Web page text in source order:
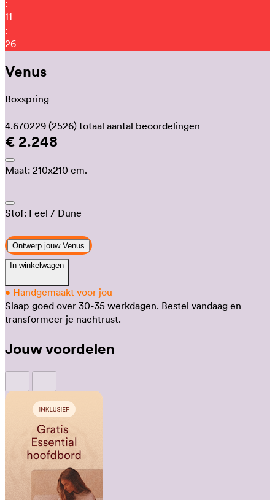
:
11
:
15
Venus
Boxspring
4.670229 (2526) totaal aantal beoordelingen
€ 2.248
Maat: 210x210 cm.
Stof: Feel / Dune
Ontwerp jouw Venus
In winkelwagen
• Handgemaakt voor jou
Slaap goed over 30-35 werkdagen. Bestel vandaag en
transformeer je nachtrust.
Jouw voordelen